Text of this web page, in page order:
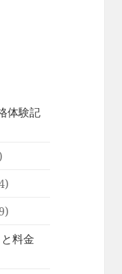
体験記
料金